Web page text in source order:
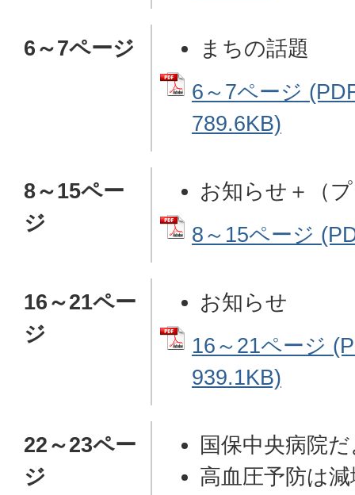
6～7ページ
まちの話題
6～7ページ
789.6KB)
8～15ペー
ジ
お知らせ＋（
8～15ページ
16～21ペー
ジ
お知らせ
16～21ページ
939.1KB)
22～23ペー
ジ
国保中央病院
高血圧予防は